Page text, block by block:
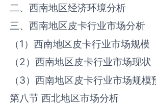
二、西南地区经济环境分析
三、西南地区‌‌皮卡‌‌‌行业市场分析
（1）西南地区‌‌皮卡‌‌‌行业市场规模
（2）西南地区‌‌皮卡‌‌‌行业市场现状
（3）西南地区‌‌皮卡‌‌‌行业市场规模
第八节 西北地区市场分析